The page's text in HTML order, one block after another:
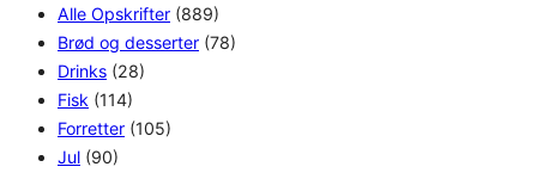
Alle Opskrifter (889)
Brød og desserter (78)
Drinks (28)
Fisk (114)
Forretter (105)
Jul (90)